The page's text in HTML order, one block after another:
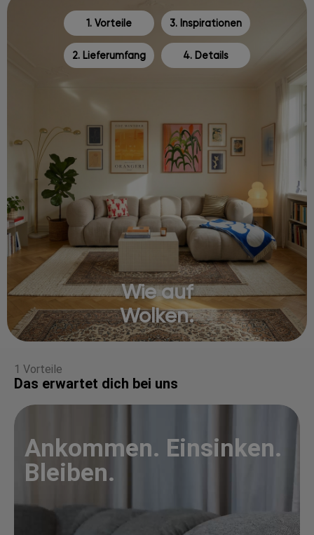
1. Vorteile 3. Inspirationen
2. Lieferumfang 4. Details
Wie auf
Wolken.
1 Vorteile
Das erwartet dich bei uns
Ankommen. Einsinken.
Bleiben.